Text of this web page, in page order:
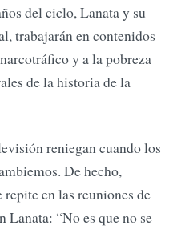
del ciclo, Lanata y su
trabajarán en contenidos
y a la pobreza
de la historia de la
reniegan cuando los
De hecho,
en las reuniones de
Lanata: “No es que no se